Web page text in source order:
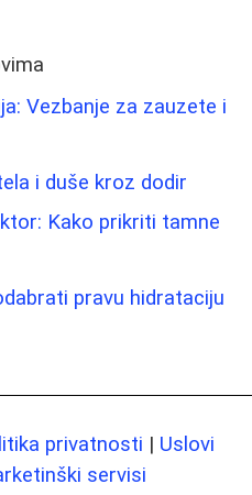
Vezbanje za zauzete i
i duše kroz dodir
Kako prikriti tamne
pravu hidrataciju
privatnosti | Uslovi
servisi